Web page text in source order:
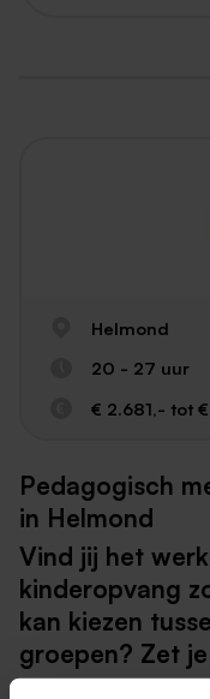
Helmond
20 - 27 uur
€ 2.681,- tot
Pedagogisch
in Helmond
Vind jij het
kinderopvang
kan kiezen
groepen? Zet
Jij bent dol op de